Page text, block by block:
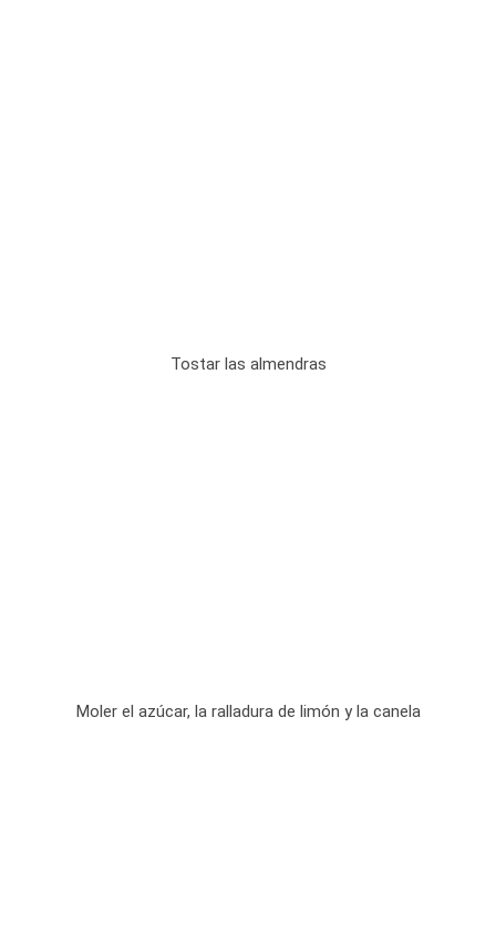
Tostar las almendras
Moler el azúcar, la ralladura de limón y la canela